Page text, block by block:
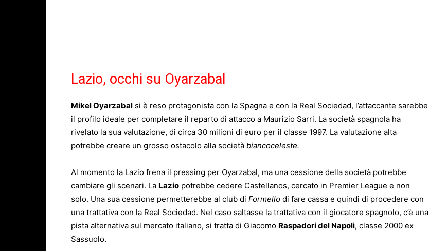
Lazio, occhi su Oyarzabal
Mikel Oyarzabal si è reso protagonista con la Spagna e con la Real Sociedad, l’attaccante sarebbe
il profilo ideale per completare il reparto di attacco a Maurizio Sarri. La società spagnola ha
rivelato la sua valutazione, di circa 30 milioni di euro per il classe 1997. La valutazione alta
potrebbe creare un grosso ostacolo alla società biancoceleste.
Al momento la Lazio frena il pressing per Oyarzabal, ma una cessione della società potrebbe
cambiare gli scenari. La Lazio potrebbe cedere Castellanos, cercato in Premier League e non
solo. Una sua cessione permetterebbe al club di Formello di fare cassa e quindi di procedere con
una trattativa con la Real Sociedad. Nel caso saltasse la trattativa con il giocatore spagnolo, c’è una
pista alternativa sul mercato italiano, si tratta di Giacomo Raspadori del Napoli, classe 2000 ex
Sassuolo.